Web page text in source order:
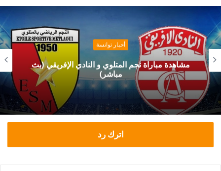
أخبار توانسة
مشاهدة مباراة نجم المتلوي و النادي الإفريقي (بث
مباشر)
اترك رد